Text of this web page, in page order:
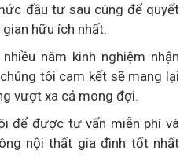
đầu tư sau cùng để quyết
hữu ích nhất.
năm kinh nghiệm nhận
tôi cam kết sẽ mang lại
vượt xa cả mong đợi.
để được tư vấn miễn phí và
nội thất gia đình tốt nhất